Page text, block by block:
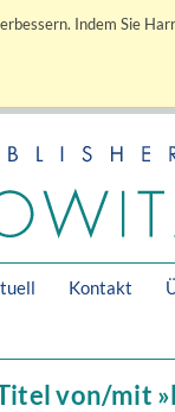
Indem Sie
Kontakt
von/mit